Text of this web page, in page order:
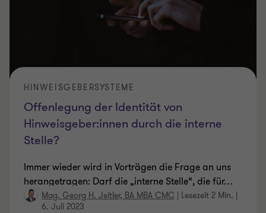
Offenlegung der Identität von
Hinweisgeber:innen durch die interne
Stelle?
HINWEISGEBERSYSTEME
Immer wieder wird in Vorträgen die Frage an uns
herangetragen: Darf die „interne Stelle“, die für…
Mag. Georg H. Jeitler, BA MBA CMC | Lesezeit 2 Min. |
6. Juli 2023